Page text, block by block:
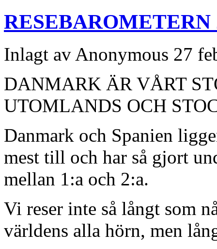
RESEBAROMETERN
Inlagt av Anonymous 27
DANMARK ÄR VÅRT
UTOMLANDS OCH
Danmark och Spanien
mest till och har så gjort
mellan 1:a och 2:a.
Vi reser inte så långt som
världens alla hörn, men